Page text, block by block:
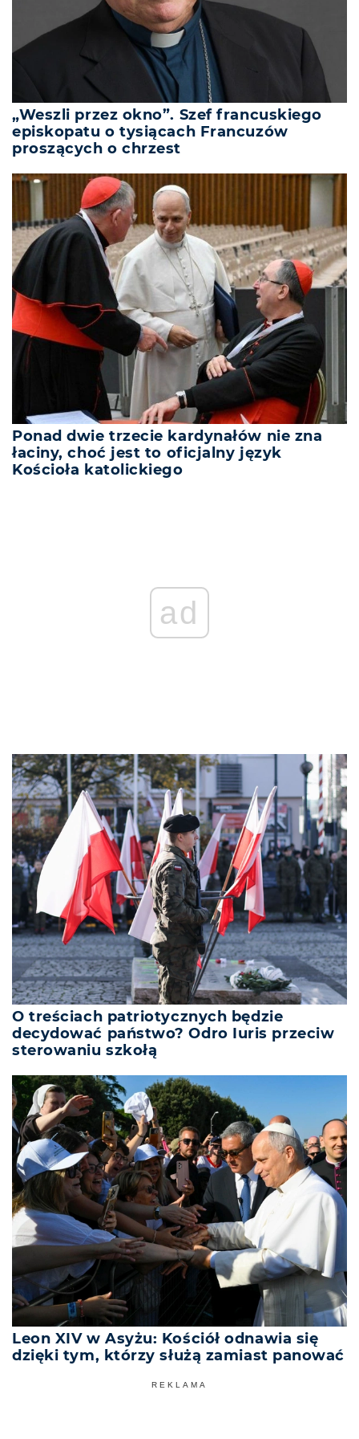
„Weszli przez okno”. Szef francuskiego
episkopatu o tysiącach Francuzów
proszących o chrzest
Ponad dwie trzecie kardynałów nie zna
łaciny, choć jest to oficjalny język
Kościoła katolickiego
ad
O treściach patriotycznych będzie
decydować państwo? Odro Iuris przeciw
sterowaniu szkołą
Leon XIV w Asyżu: Kościół odnawia się
dzięki tym, którzy służą zamiast panować
REKLAMA